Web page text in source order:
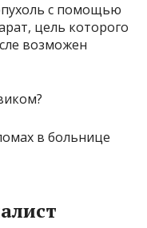
с помощью
цель которого
возможен
в больнице